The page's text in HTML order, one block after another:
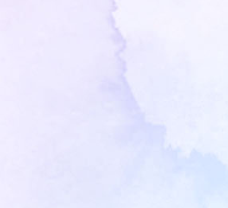
холсте и подрамнике
40х50 см